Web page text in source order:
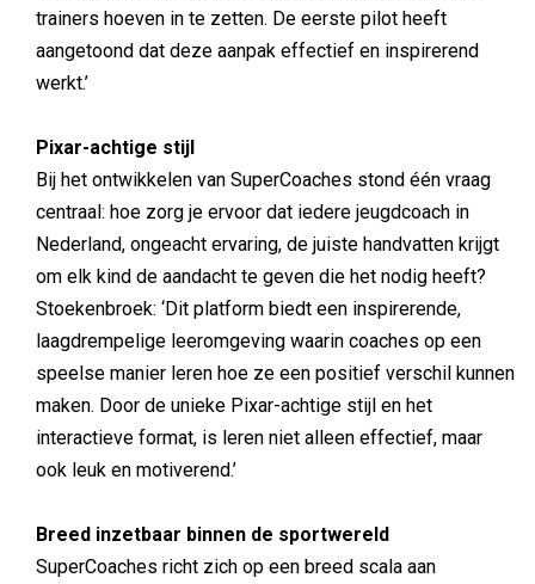
trainers hoeven in te zetten. De eerste pilot heeft
aangetoond dat deze aanpak effectief en inspirerend
werkt.’
Pixar-achtige stijl
Bij het ontwikkelen van SuperCoaches stond één vraag
centraal: hoe zorg je ervoor dat iedere jeugdcoach in
Nederland, ongeacht ervaring, de juiste handvatten krijgt
om elk kind de aandacht te geven die het nodig heeft?
Stoekenbroek: ‘Dit platform biedt een inspirerende,
laagdrempelige leeromgeving waarin coaches op een
speelse manier leren hoe ze een positief verschil kunnen
maken. Door de unieke Pixar-achtige stijl en het
interactieve format, is leren niet alleen effectief, maar
ook leuk en motiverend.’
Breed inzetbaar binnen de sportwereld
SuperCoaches richt zich op een breed scala aan